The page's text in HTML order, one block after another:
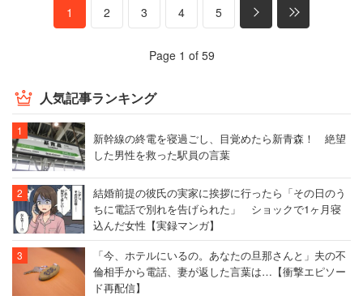
1 2 3 4 5
Page 1 of 59
人気記事ランキング
新幹線の終電を寝過ごし、目覚めたら新青森！ 絶望
した男性を救った駅員の言葉
結婚前提の彼氏の実家に挨拶に行ったら「その日のう
ちに電話で別れを告げられた」 ショックで1ヶ月寝
込んだ女性【実録マンガ】
「今、ホテルにいるの。あなたの旦那さんと」夫の不
倫相手から電話、妻が返した言葉は…【衝撃エピソー
ド再配信】